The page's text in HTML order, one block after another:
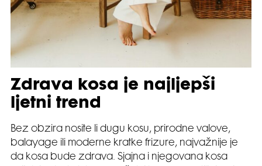
Zdrava kosa je najljepši
ljetni trend
Bez obzira nosite li dugu kosu, prirodne valove,
balayage ili moderne kratke frizure, najvažnije je
da kosa bude zdrava. Sjajna i njegovana kosa